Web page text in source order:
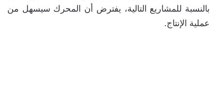
بالنسبة للمشاريع التالية، يفترض أن المحرك سيسهل من
عملية الإنتاج.